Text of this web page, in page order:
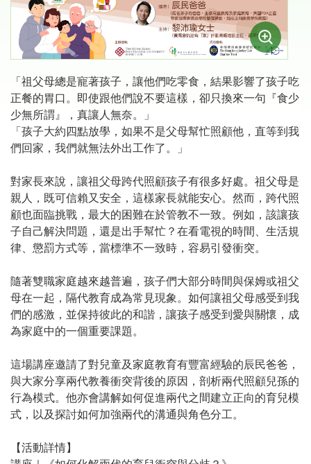
「祖父母總是寵著孩子，讓他們吃零食，結果影響了孩子吃
正餐的胃口。即使跟他們說不要這樣，卻只換來一句『食少
少無所謂』，真讓人無奈。」
「孩子大約四點放學，如果不是父母幫忙照顧他，直等到我
們回家，我們就無法外出工作了。」
對家長來說，讓祖父母跨代照顧孩子有很多好處。祖父母是
親人，既可信賴又安全，這樣家長就能安心。然而，跨代照
顧也面臨挑戰，最大的困難在於管教不一致。例如，該讓孩
子自己解決問題，還是出手幫忙？在看電視的時間、生活規
律、懲罰方式等，當標準不一致時，容易引發衝突。
隨著雙職家庭越來越普遍，孩子們大部分時間與保姆或祖父
母在一起，隔代教育成為常見現象。如何讓祖父母感受到我
們的感激，並保持彼此的和諧，讓孩子感受到愛與關懷，成
為家庭中的一個重要課題。
這場講座邀請了對兒童及家庭教育有豐富經驗的辰民爸爸，
與大家分享兩代教養衝突背後的原因，剖析兩代照顧兒孫的
行為模式。他亦會講解如何促進兩代之間建立正向的育兒模
式，以及探討如何加強兩代的溝通與角色分工。
【活動詳情】